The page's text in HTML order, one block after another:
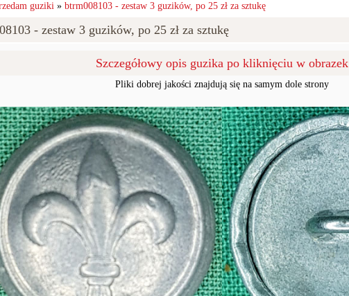
guziki » btrm008103 - zestaw 3 guzików, po 25 zł za sztukę
- zestaw 3 guzików, po 25 zł za sztukę
Szczegółowy opis guzika po kliknięciu w obrazek
Pliki dobrej jakości znajdują się na samym dole strony